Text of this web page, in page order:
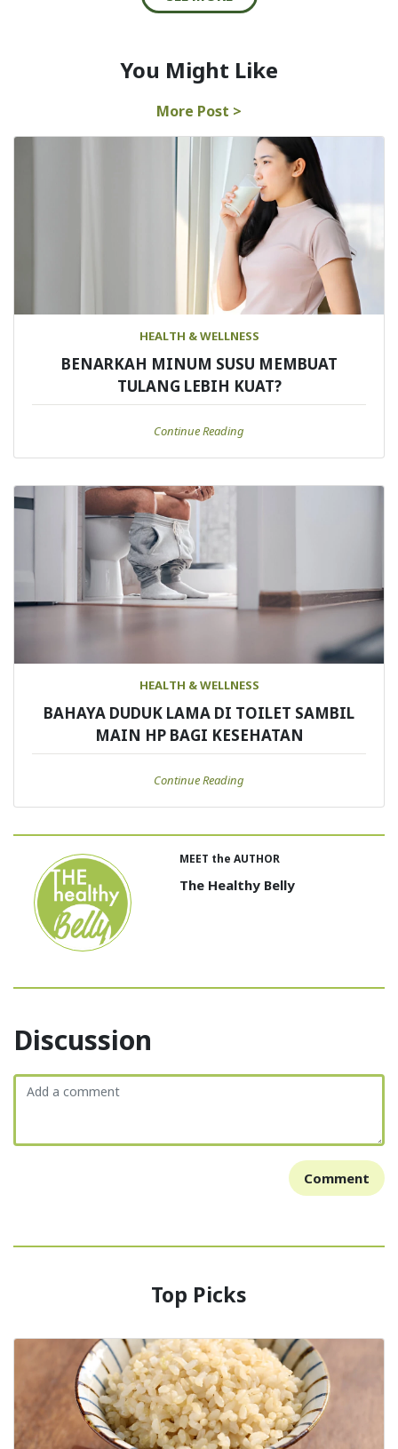
You Might Like
More Post >
HEALTH & WELLNESS
BENARKAH MINUM SUSU MEMBUAT
TULANG LEBIH KUAT?
Continue Reading
HEALTH & WELLNESS
BAHAYA DUDUK LAMA DI TOILET SAMBIL
MAIN HP BAGI KESEHATAN
Continue Reading
MEET the AUTHOR
The Healthy Belly
Discussion
Comment
Top Picks